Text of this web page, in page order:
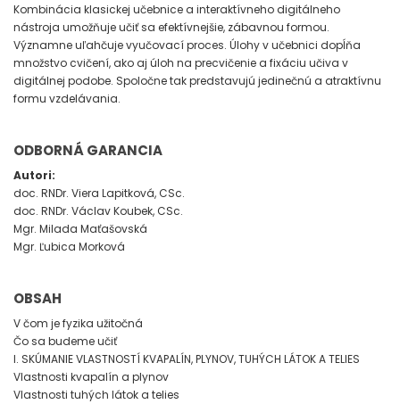
Kombinácia klasickej učebnice a interaktívneho digitálneho
nástroja umožňuje učiť sa efektívnejšie, zábavnou formou.
Významne uľahčuje vyučovací proces. Úlohy v učebnici dopĺňa
množstvo cvičení, ako aj úloh na precvičenie a fixáciu učiva v
digitálnej podobe. Spoločne tak predstavujú jedinečnú a atraktívnu
formu vzdelávania.
ODBORNÁ GARANCIA
Autori:
doc. RNDr. Viera Lapitková, CSc.
doc. RNDr. Václav Koubek, CSc.
Mgr. Milada Maťašovská
Mgr. Ľubica Morková
OBSAH
V čom je fyzika užitočná
Čo sa budeme učiť
I. SKÚMANIE VLASTNOSTÍ KVAPALÍN, PLYNOV, TUHÝCH LÁTOK A TELIES
Vlastnosti kvapalín a plynov
Vlastnosti tuhých látok a telies